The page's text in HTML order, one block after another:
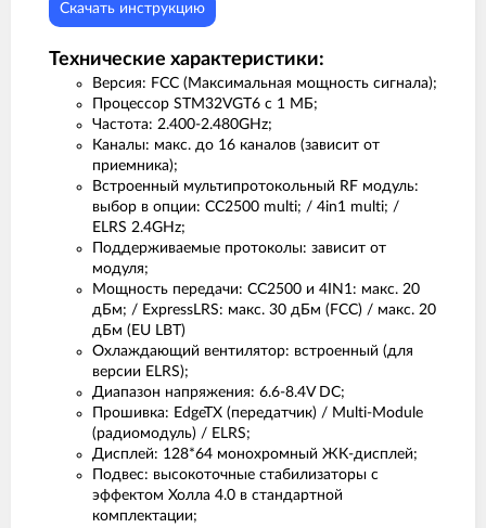
Скачать инструкцию
Технические характеристики:
Версия: FCC (Максимальная мощность сигнала);
Процессор STM32VGT6 с 1 МБ;
Частота: 2.400-2.480GHz;
Каналы: макс. до 16 каналов (зависит от
приемника);
Встроенный мультипротокольный RF модуль:
выбор в опции: CC2500 multi; / 4in1 multi; /
ELRS 2.4GHz;
Поддерживаемые протоколы: зависит от
модуля;
Мощность передачи: CC2500 и 4IN1: макс. 20
дБм; / ExpressLRS: макс. 30 дБм (FCC) / макс. 20
дБм (EU LBT)
Охлаждающий вентилятор: встроенный (для
версии ELRS);
Диапазон напряжения: 6.6-8.4V DC;
Прошивка: EdgeTX (передатчик) / Multi-Module
(радиомодуль) / ELRS;
Дисплей: 128*64 монохромный ЖК-дисплей;
Подвес: высокоточные стабилизаторы с
эффектом Холла 4.0 в стандартной
комплектации;